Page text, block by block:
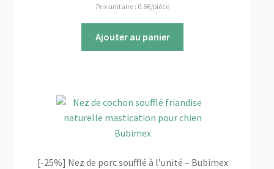
Prix unitaire : 0.6€/pièce
Ajouter au panier
[-25%] Nez de porc soufflé à l’unité – Bubimex